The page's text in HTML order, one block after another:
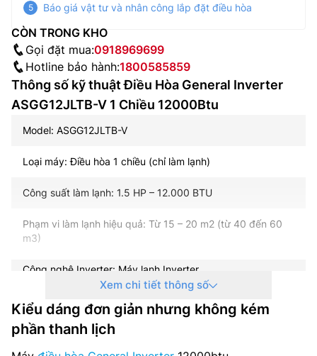
Báo giá vật tư và nhân công lắp đặt điều hòa
CÒN TRONG KHO
Gọi đặt mua:0918969699
Hotline bảo hành:1800585859
Thông số kỹ thuật Điều Hòa General Inverter
ASGG12JLTB-V 1 Chiều 12000Btu
Model: ASGG12JLTB-V
Loại máy: Điều hòa 1 chiều (chỉ làm lạnh)
Công suất làm lạnh: 1.5 HP – 12.000 BTU
Phạm vi làm lạnh hiệu quả: Từ 15 – 20 m2 (từ 40 đến 60
m3)
Công nghệ Inverter: Máy lạnh Inverter
Công suất tiêu thụ trung bình: Đang cập nhật
Chế độ tiết kiệm điện: Eco
Xem chi tiết thông số
Kiểu dáng đơn giản nhưng không kém
phần thanh lịch